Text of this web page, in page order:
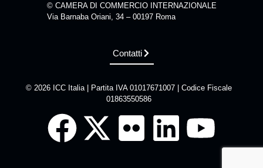
© CAMERA DI COMMERCIO INTERNAZIONALE
Via Barnaba Oriani, 34 – 00197 Roma
Contatti
© 2026 ICC Italia | Partita IVA 01017671007 | Codice Fiscale
01863550586